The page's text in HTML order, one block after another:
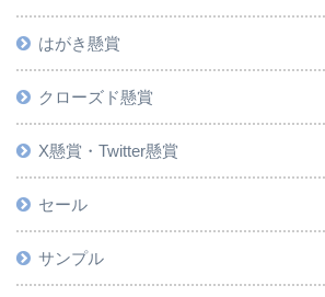
はがき懸賞
クローズド懸賞
X懸賞・Twitter懸賞
セール
サンプル